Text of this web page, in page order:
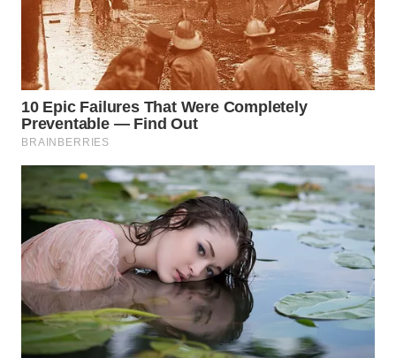
SOLO
WN
BOROBUDUR
WN
MADURA
WN
SURABAYA
WN
NATUNA
WN
BINTAN